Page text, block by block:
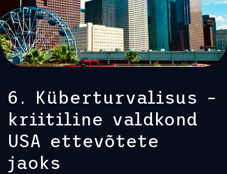
6. Küberturvalisus –
kriitiline valdkond
USA ettevõtete
jaoks